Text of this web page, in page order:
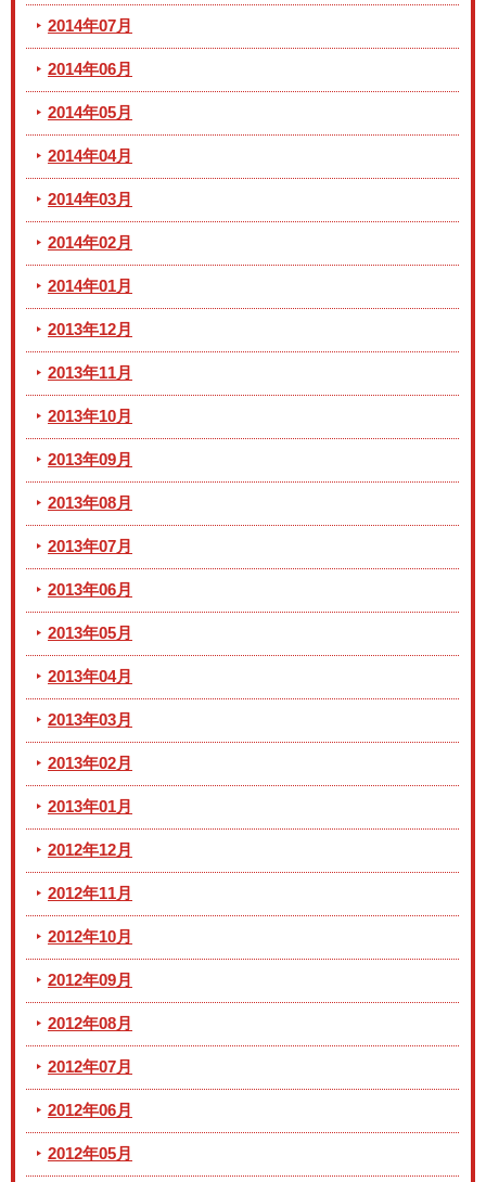
2014年07月
2014年06月
2014年05月
2014年04月
2014年03月
2014年02月
2014年01月
2013年12月
2013年11月
2013年10月
2013年09月
2013年08月
2013年07月
2013年06月
2013年05月
2013年04月
2013年03月
2013年02月
2013年01月
2012年12月
2012年11月
2012年10月
2012年09月
2012年08月
2012年07月
2012年06月
2012年05月